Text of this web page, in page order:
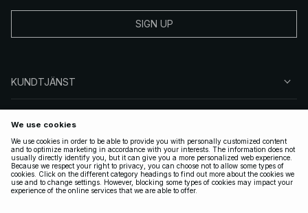
SIGN UP
KUNDTJÄNST
FÖLJ OSS
JURIDISKT